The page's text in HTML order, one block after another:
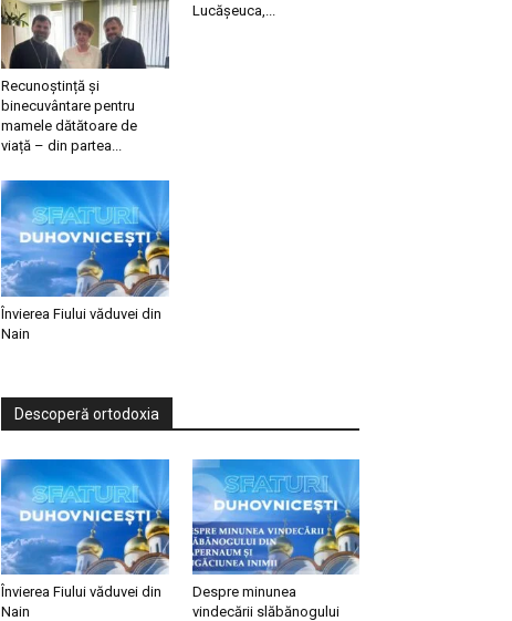
Recunoștință și
binecuvântare pentru
mamele dătătoare de
viață – din partea...
Lucășeuca,...
Învierea Fiului văduvei din
Nain
Descoperă ortodoxia
Învierea Fiului văduvei din
Nain
Despre minunea
vindecării slăbănogului